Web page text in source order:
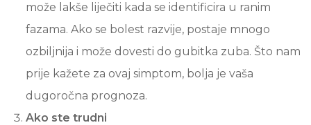
može lakše liječiti kada se identificira u ranim
fazama. Ako se bolest razvije, postaje mnogo
ozbiljnija i može dovesti do gubitka zuba. Što nam
prije kažete za ovaj simptom, bolja je vaša
dugoročna prognoza.
Ako ste trudni